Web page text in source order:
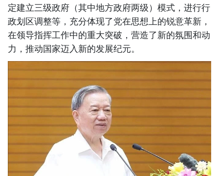
定建立三级政府（其中地方政府两级）模式，进行行
政划区调整等，充分体现了党在思想上的锐意革新，
在领导指挥工作中的重大突破，营造了新的氛围和动
力，推动国家迈入新的发展纪元。